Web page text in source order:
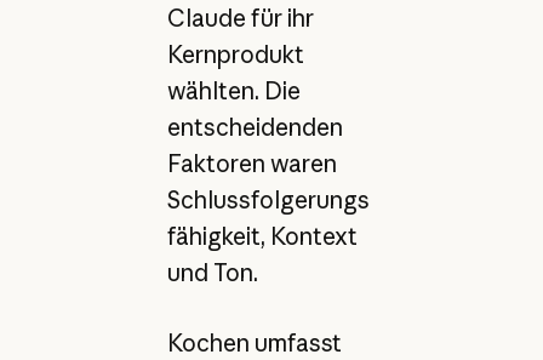
Claude für ihr
Kernprodukt
wählten. Die
entscheidenden
Faktoren waren
Schlussfolgerungs
fähigkeit, Kontext
und Ton.
Kochen umfasst